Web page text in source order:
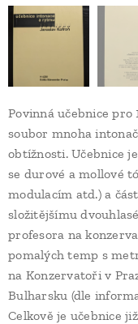
Povinná učebnice pro
soubor mnoha
obtížnosti. Učebnice
se durové a mollové
modulacím atd.) a
složitějšímu
profesora na
pomalých temp s
na Konzervatoři v
Bulharsku (dle
Celkově je učebnice